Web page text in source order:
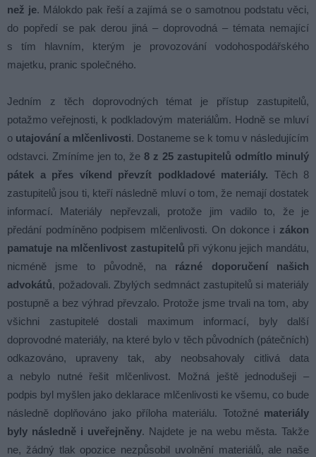
než je. Málokdo pak řeší a zajímá se o samotnou podstatu věci,
do popředí se pak derou jiná – doprovodná – témata nemající
s tím hlavním, kterým je provozování vodohospodářského
majetku, pranic společného.
Jedním z těch doprovodných témat je přístup zastupitelů,
potažmo veřejnosti, k podkladovým materiálům. Hodně se mluví
o utajování a mlčenlivosti. Dostaneme se k tomu v následujícím
odstavci. Zmíníme jen to, že 8 z 25 zastupitelů odmítlo minulý
pátek a přes víkend převzít podkladové materiály. Těch 8
zastupitelů jsou ti, kteří následně mluví o tom, že nemají dostatek
informací. Materiály nepřevzali, protože jim vadilo to, že je
předání podmíněno podpisem mlčenlivosti. On dokonce i zákon
pamatuje na mlčenlivost zastupitelů při výkonu jejich mandátu,
nicméně jsme to původně, na rázné doporučení našich
advokátů, požadovali. Zbylých sedmnáct zastupitelů si materiály
postupně a bez výhrad převzalo. Protože jsme trvali na tom, aby
všichni zastupitelé dostali maximum informací, byly další
doprovodné materiály, na které bylo v těch původních (pátečních)
odkazováno, upraveny tak, aby neobsahovaly citlivá data
a nebylo nutné řešit mlčenlivost. Možná ještě jednodušeji –
podpis byl myšlen jako deklarace mlčenlivosti ke všemu, co bude
následně doplňováno jako příloha materiálu. Totožnémateriály
byly následně i uveřejněny. Najdete je na webu města. Takže
ne, žádný tlak opozice nezpůsobil uvolnění materiálů, ale naše